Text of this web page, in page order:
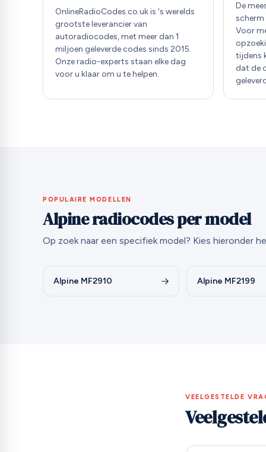
OnlineRadioCodes.co.uk is 's werelds
grootste leverancier van
autoradiocodes, met meer dan 1
miljoen geleverde codes sinds 2015.
Onze radio-experts staan elke dag
voor u klaar om u te helpen.
De
scherm
Voor
tijdens
dat de
POPULAIRE MODELLEN
Alpine radiocodes per model
Op zoek naar een specifiek model? Kies hieronder
Alpine MF2910 Alpine MF2199
VEELGESTELDE